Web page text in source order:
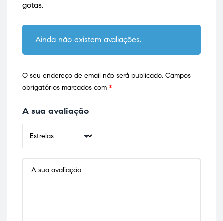
gotas.
Ainda não existem avaliações.
O seu endereço de email não será publicado. Campos
obrigatórios marcados com *
A sua avaliação